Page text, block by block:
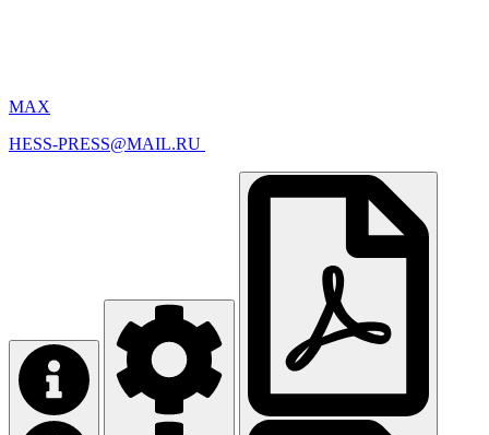
MAX
HESS-PRESS@MAIL.RU